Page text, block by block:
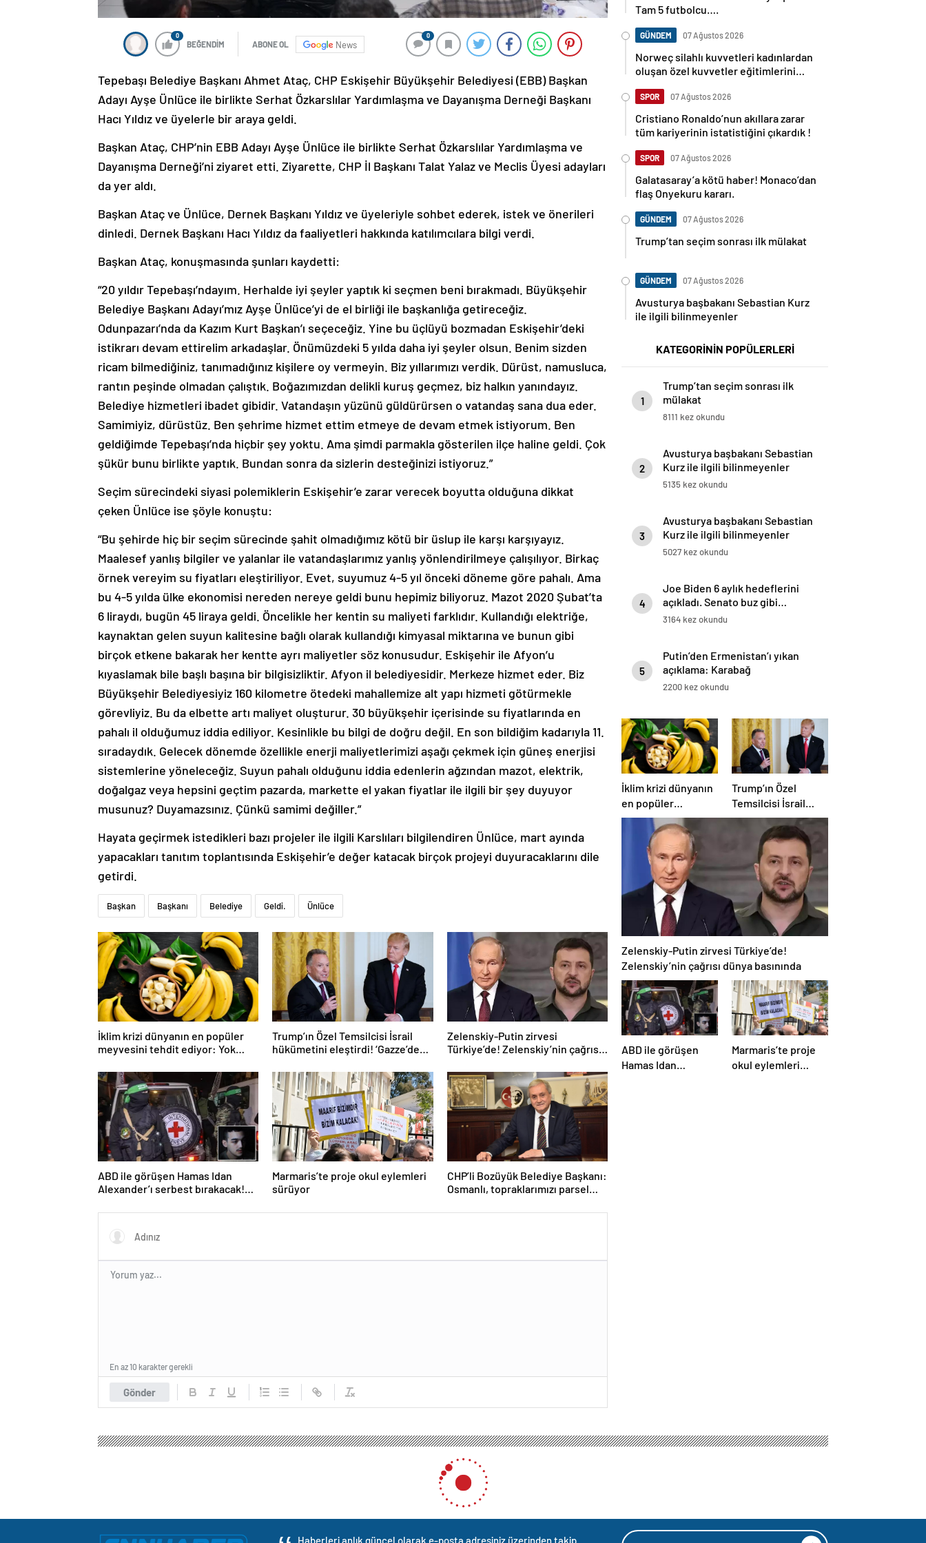
0
BEĞENDİM ABONE OL News
0
Tepebaşı Belediye Başkanı Ahmet Ataç, CHP Eskişehir Büyükşehir Belediyesi (EBB) Başkan
Adayı Ayşe Ünlüce ile birlikte Serhat Özkarslılar Yardımlaşma ve Dayanışma Derneği Başkanı
Hacı Yıldız ve üyelerle bir araya geldi.
Başkan Ataç, CHP’nin EBB Adayı Ayşe Ünlüce ile birlikte Serhat Özkarslılar Yardımlaşma ve
Dayanışma Derneği’ni ziyaret etti. Ziyarette, CHP İl Başkanı Talat Yalaz ve Meclis Üyesi adayları
da yer aldı.
Başkan Ataç ve Ünlüce, Dernek Başkanı Yıldız ve üyeleriyle sohbet ederek, istek ve önerileri
dinledi. Dernek Başkanı Hacı Yıldız da faaliyetleri hakkında katılımcılara bilgi verdi.
Başkan Ataç, konuşmasında şunları kaydetti:
“20 yıldır Tepebaşı’ndayım. Herhalde iyi şeyler yaptık ki seçmen beni bırakmadı. Büyükşehir
Belediye Başkanı Adayı’mız Ayşe Ünlüce’yi de el birliği ile başkanlığa getireceğiz.
Odunpazarı’nda da Kazım Kurt Başkan’ı seçeceğiz. Yine bu üçlüyü bozmadan Eskişehir’deki
istikrarı devam ettirelim arkadaşlar. Önümüzdeki 5 yılda daha iyi şeyler olsun. Benim sizden
ricam bilmediğiniz, tanımadığınız kişilere oy vermeyin. Biz yıllarımızı verdik. Dürüst, namusluca,
rantın peşinde olmadan çalıştık. Boğazımızdan delikli kuruş geçmez, biz halkın yanındayız.
Belediye hizmetleri ibadet gibidir. Vatandaşın yüzünü güldürürsen o vatandaş sana dua eder.
Samimiyiz, dürüstüz. Ben şehrime hizmet ettim etmeye de devam etmek istiyorum. Ben
geldiğimde Tepebaşı’nda hiçbir şey yoktu. Ama şimdi parmakla gösterilen ilçe haline geldi. Çok
şükür bunu birlikte yaptık. Bundan sonra da sizlerin desteğinizi istiyoruz.”
Seçim sürecindeki siyasi polemiklerin Eskişehir’e zarar verecek boyutta olduğuna dikkat
çeken Ünlüce ise şöyle konuştu:
“Bu şehirde hiç bir seçim sürecinde şahit olmadığımız kötü bir üslup ile karşı karşıyayız.
Maalesef yanlış bilgiler ve yalanlar ile vatandaşlarımız yanlış yönlendirilmeye çalışılıyor. Birkaç
örnek vereyim su fiyatları eleştiriliyor. Evet, suyumuz 4-5 yıl önceki döneme göre pahalı. Ama
bu 4-5 yılda ülke ekonomisi nereden nereye geldi bunu hepimiz biliyoruz. Mazot 2020 Şubat’ta
6 liraydı, bugün 45 liraya geldi. Öncelikle her kentin su maliyeti farklıdır. Kullandığı elektriğe,
kaynaktan gelen suyun kalitesine bağlı olarak kullandığı kimyasal miktarına ve bunun gibi
birçok etkene bakarak her kentte ayrı maliyetler söz konusudur. Eskişehir ile Afyon’u
kıyaslamak bile başlı başına bir bilgisizliktir. Afyon il belediyesidir. Merkeze hizmet eder. Biz
Büyükşehir Belediyesiyiz 160 kilometre ötedeki mahallemize alt yapı hizmeti götürmekle
görevliyiz. Bu da elbette artı maliyet oluşturur. 30 büyükşehir içerisinde su fiyatlarında en
pahalı il olduğumuz iddia ediliyor. Kesinlikle bu bilgi de doğru değil. En son bildiğim kadarıyla 11.
sıradaydık. Gelecek dönemde özellikle enerji maliyetlerimizi aşağı çekmek için güneş enerjisi
sistemlerine yöneleceğiz. Suyun pahalı olduğunu iddia edenlerin ağzından mazot, elektrik,
doğalgaz veya hepsini geçtim pazarda, markette el yakan fiyatlar ile ilgili bir şey duyuyor
musunuz? Duyamazsınız. Çünkü samimi değiller.”
Hayata geçirmek istedikleri bazı projeler ile ilgili Karslıları bilgilendiren Ünlüce, mart ayında
yapacakları tanıtım toplantısında Eskişehir’e değer katacak birçok projeyi duyuracaklarını dile
getirdi.
Başkan Başkanı Belediye Geldi. Ünlüce
İklim krizi dünyanın en popüler
meyvesini tehdit ediyor: Yok
Trump’ın Özel Temsilcisi İsrail
hükümetini eleştirdi! ‘Gazze’deki
Zelenskiy-Putin zirvesi
Türkiye’de! Zelenskiy’nin çağrısı
ABD ile görüşen Hamas Idan
Alexander’ı serbest bırakacak!
Marmaris’te proje okul eylemleri
sürüyor
CHP’li Bozüyük Belediye Başkanı:
Osmanlı, topraklarımızı parsel
Gönder
En az 10 karakter gerekli
Tam 5 futbolcu….
GÜNDEM 07 Ağustos 2026
Norweç silahlı kuvvetleri kadınlardan
oluşan özel kuvvetler eğitimlerini
SPOR 07 Ağustos 2026
Cristiano Ronaldo’nun akıllara zarar
tüm kariyerinin istatistiğini çıkardık !
SPOR 07 Ağustos 2026
Galatasaray’a kötü haber! Monaco’dan
flaş Onyekuru kararı.
GÜNDEM 07 Ağustos 2026
Trump’tan seçim sonrası ilk mülakat
GÜNDEM 07 Ağustos 2026
Avusturya başbakanı Sebastian Kurz
ile ilgili bilinmeyenler
KATEGORİNİN POPÜLERLERİ
1
Trump’tan seçim sonrası ilk
mülakat
8111 kez okundu
2
Avusturya başbakanı Sebastian
Kurz ile ilgili bilinmeyenler
5135 kez okundu
3
Avusturya başbakanı Sebastian
Kurz ile ilgili bilinmeyenler
5027 kez okundu
4
Joe Biden 6 aylık hedeflerini
açıkladı. Senato buz gibi…
3164 kez okundu
5
Putin’den Ermenistan’ı yıkan
açıklama: Karabağ
Azerbaycan’ın ayrılmaz bir
2200 kez okundu
İklim krizi dünyanın
en popüler
meyvesini tehdit
ediyor: Yok olma
tehlikesi ile karşı
karşıya
Trump’ın Özel
Temsilcisi İsrail
hükümetini
eleştirdi!
‘Gazze’deki savaşı
uzatıyorlar’
Zelenskiy-Putin zirvesi Türkiye’de!
Zelenskiy’nin çağrısı dünya basınında
ABD ile görüşen
Hamas Idan
Marmaris’te proje
okul eylemleri
Haberleri anlık güncel olarak e-posta adresiniz üzerinden takip